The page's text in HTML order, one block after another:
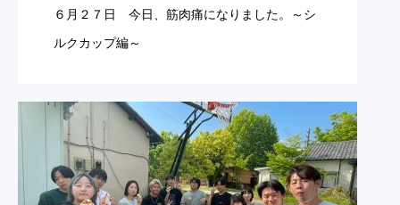
６月２７日 今日、筋肉痛になりました。～シ
ルクカップ編～